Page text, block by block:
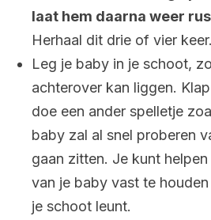
laat hem daarna weer
Herhaal dit drie of vier keer.
Leg je baby in je schoot,
achterover kan liggen.
doe een ander spelletje
baby zal al snel proberen
gaan zitten. Je kunt
van je baby vast te
je schoot leunt.